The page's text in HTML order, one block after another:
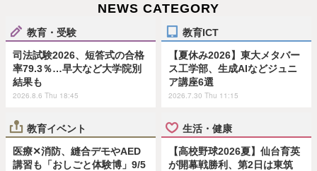
NEWS CATEGORY
教育・受験
司法試験2026、短答式の合格
率79.3％…早大など大学院別
結果も
2026.8.6 Thu 18:45
教育ICT
【夏休み2026】東大メタバー
ス工学部、生成AIなどジュニ
ア講座6選
2026.7.30 Thu 11:15
教育イベント
医療✕消防、縫合デモやAED
講習も「おしごと体験博」9/5
生活・健康
【高校野球2026夏】仙台育英
が開幕戦勝利、第2日は東筑